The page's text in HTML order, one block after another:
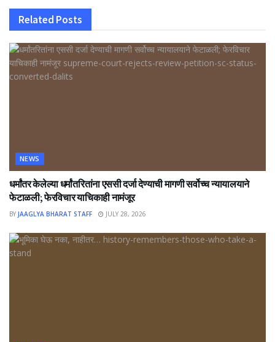
Related Posts
NEWS
धर्मांतर केलेल्या धर्मांतरितांना एससी दर्जा देण्याची मागणी सर्वोच्च न्यायालयाने
फेटाळली; फेरविचार याचिकाही नामंजूर
BY JAAGLYA BHARAT STAFF JULY 28, 2026